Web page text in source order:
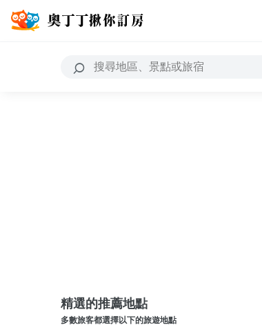
精選的推薦地點
多數旅客都選擇以下的旅遊地點